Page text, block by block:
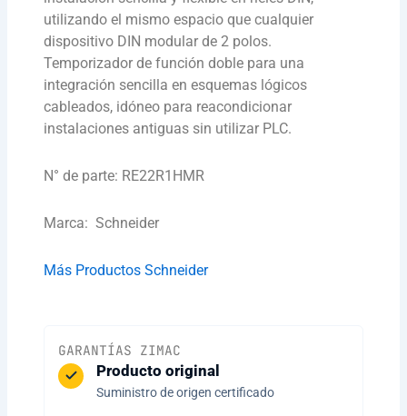
utilizando el mismo espacio que cualquier
dispositivo DIN modular de 2 polos.
Temporizador de función doble para una
integración sencilla en esquemas lógicos
cableados, idóneo para reacondicionar
instalaciones antiguas sin utilizar PLC.
N° de parte: RE22R1HMR
Marca: Schneider
Más Productos Schneider
GARANTÍAS ZIMAC
Producto original
Suministro de origen certificado